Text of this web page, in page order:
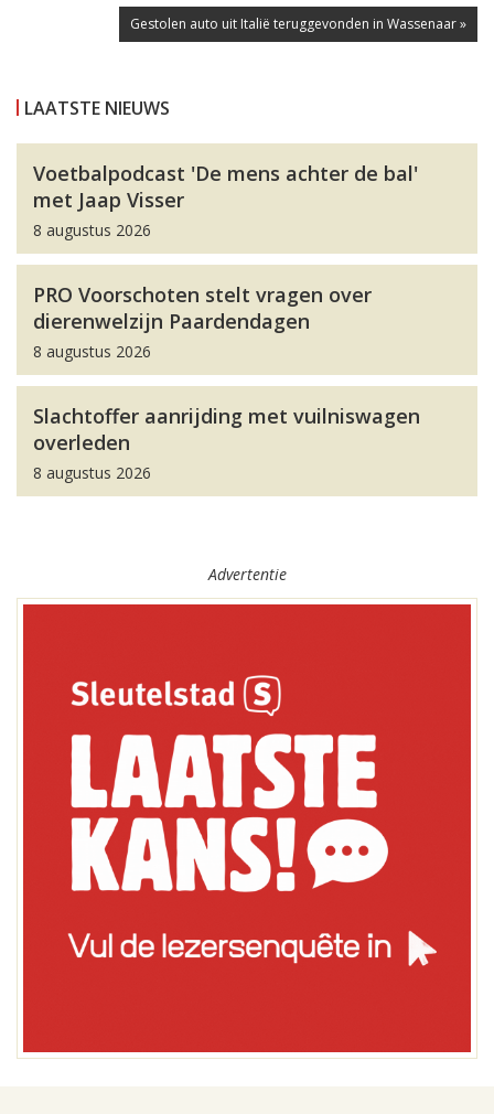
Gestolen auto uit Italië teruggevonden in Wassenaar »
LAATSTE NIEUWS
Voetbalpodcast 'De mens achter de bal'
met Jaap Visser
8 augustus 2026
PRO Voorschoten stelt vragen over
dierenwelzijn Paardendagen
8 augustus 2026
Slachtoffer aanrijding met vuilniswagen
overleden
8 augustus 2026
Advertentie